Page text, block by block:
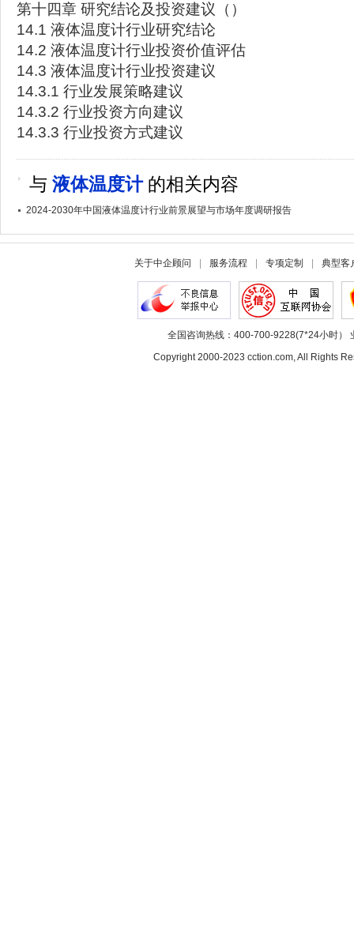
第十四章 研究结论及投资建议（）
14.1 液体温度计行业研究结论
14.2 液体温度计行业投资价值评估
14.3 液体温度计行业投资建议
14.3.1 行业发展策略建议
14.3.2 行业投资方向建议
14.3.3 行业投资方式建议
与 液体温度计的相关内容
2024-2030年中国液体温度计行业前景展望与市场年度调研报告
关于中企顾问 服务流程 专项定制 典型客
全国咨询热线：400-700-9228(7*24小时）
Copyright 2000-2023 cction.com, All Rights